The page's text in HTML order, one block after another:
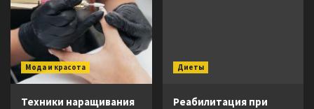
Мода и красота
Техники наращивания
Диеты
Реабилитация при